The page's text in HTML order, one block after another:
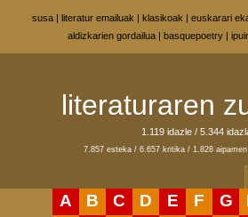
susa | literatur emailuak | klasikoak | euskarari
aldizkarien gordailua| basquepoetry|
literaturaren
1.119 idazle / 5.344
7.857 esteka / 6.657 kritika / 1.828
A B C D E F G